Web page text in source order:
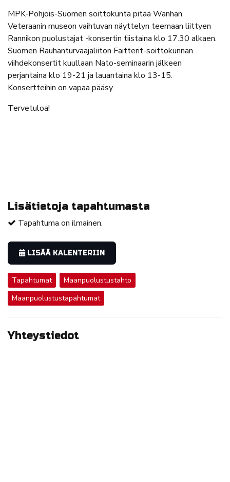
MPK-Pohjois-Suomen soittokunta pitää Wanhan
Veteraanin museon vaihtuvan näyttelyn teemaan liittyen
Rannikon puolustajat -konsertin tiistaina klo 17.30 alkaen.
Suomen Rauhanturvaajaliiton Faitterit-soittokunnan
viihdekonsertit kuullaan Nato-seminaarin jälkeen
perjantaina klo 19-21 ja lauantaina klo 13-15.
Konsertteihin on vapaa pääsy.
Tervetuloa!
Lisätietoja tapahtumasta
Tapahtuma on ilmainen.
LISÄÄ KALENTERIIN
Tapahtumat
Maanpuolustustahto
Maanpuolustustapahtumat
Yhteystiedot